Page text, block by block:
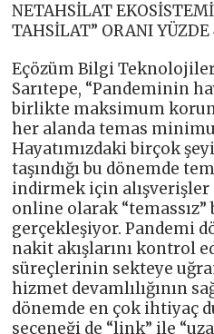
NETAHSİLAT
TAHSİLAT” ORANI
Eçözüm Bilgi
Sarıtepe, “Pandeminin
birlikte maksimum
her alanda temas
Hayatımızdaki birçok
taşındığı bu dönemde
indirmek için alışverişler
online olarak “temassız”
gerçekleşiyor. Pandemi
nakit akışlarını kontrol
süreçlerinin sekteye
hizmet devamlılığının
dönemde en çok ihtiyaç
seçeneği de “link” ile